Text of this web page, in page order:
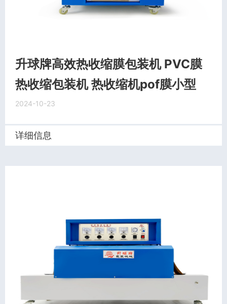
升球牌高效热收缩膜包装机 PVC膜
热收缩包装机 热收缩机pof膜小型
2024-10-23
详细信息